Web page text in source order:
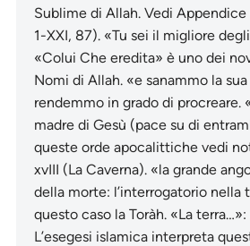
Sublime di Allah. Vedi Appendice
1-XXI, 87). «Tu sei il migliore
«Colui Che eredita» è uno dei
Nomi di Allah. «e sanammo la sua
rendemmo in grado di procreare.
madre di Gesù (pace su di
queste orde apocalittiche vedi
xvIII (La Caverna). «la grande
della morte: l’interrogatorio nella
questo caso la Toràh. «La
L’esegesi islamica interpreta